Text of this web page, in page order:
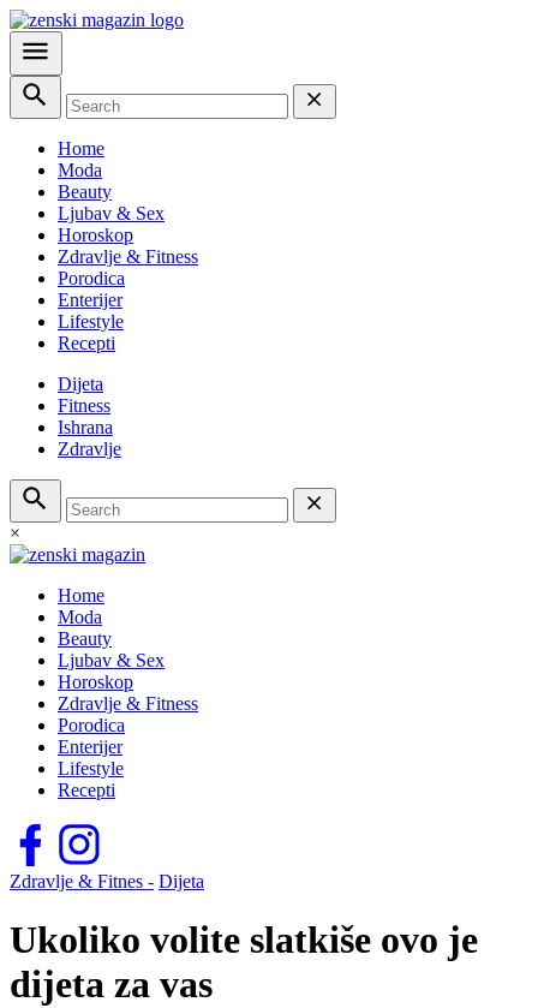
Home
Moda
Beauty
Ljubav & Sex
Horoskop
Zdravlje & Fitness
Porodica
Enterijer
Lifestyle
Recepti
Dijeta
Fitness
Ishrana
Zdravlje
×
Home
Moda
Beauty
Ljubav & Sex
Horoskop
Zdravlje & Fitness
Porodica
Enterijer
Lifestyle
Recepti
Zdravlje & Fitnes - Dijeta
Ukoliko volite slatkiše ovo je
dijeta za vas